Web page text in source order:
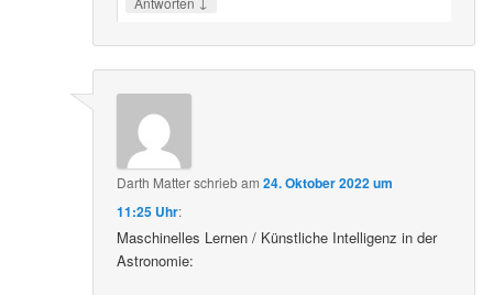
Darth Matterschriebam24. Oktober 2022 um
11:25 Uhr:
Maschinelles Lernen / Künstliche Intelligenz in der
Astronomie: